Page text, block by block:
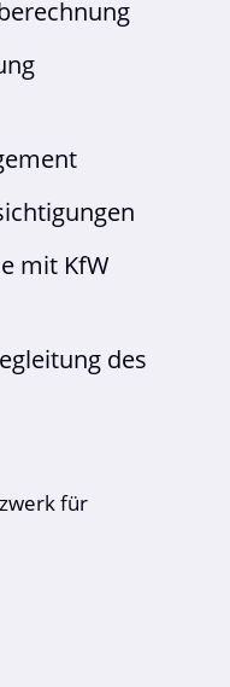
mit KfW
des
für